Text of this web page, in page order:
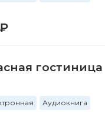
гостиница
Аудиокнига